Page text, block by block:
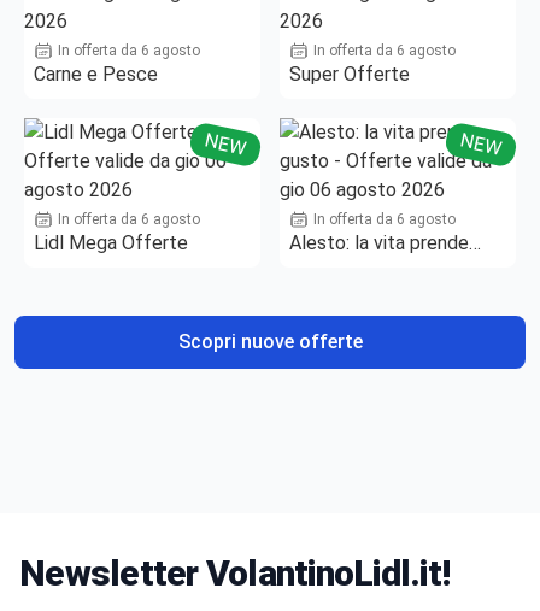
In offerta da 6 agosto
Carne e Pesce
In offerta da 6 agosto
Super Offerte
NEW
In offerta da 6 agosto
Lidl Mega Offerte
NEW
In offerta da 6 agosto
Alesto: la vita prende
Scopri nuove offerte
Newsletter VolantinoLidl.it!